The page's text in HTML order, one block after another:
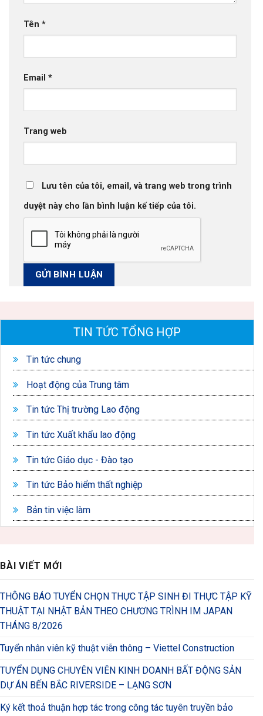
Tên *
Email *
Trang web
Lưu tên của tôi, email, và trang web trong trình
duyệt này cho lần bình luận kế tiếp của tôi.
TIN TỨC TỔNG HỢP
Tin tức chung
Hoạt động của Trung tâm
Tin tức Thị trường Lao động
Tin tức Xuất khẩu lao động
Tin tức Giáo dục - Đào tạo
Tin tức Bảo hiểm thất nghiệp
Bản tin việc làm
BÀI VIẾT MỚI
THÔNG BÁO TUYỂN CHỌN THỰC TẬP SINH ĐI THỰC TẬP KỸ
THUẬT TẠI NHẬT BẢN THEO CHƯƠNG TRÌNH IM JAPAN
THÁNG 8/2026
Tuyển nhân viên kỹ thuật viễn thông – Viettel Construction
TUYỂN DỤNG CHUYÊN VIÊN KINH DOANH BẤT ĐỘNG SẢN
DỰ ÁN BẾN BẮC RIVERSIDE – LẠNG SƠN
Ký kết thoả thuận hợp tác trong công tác tuyên truyền bảo